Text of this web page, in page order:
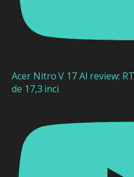
Acer Nitro V 17 AI review:
de 17,3 inci